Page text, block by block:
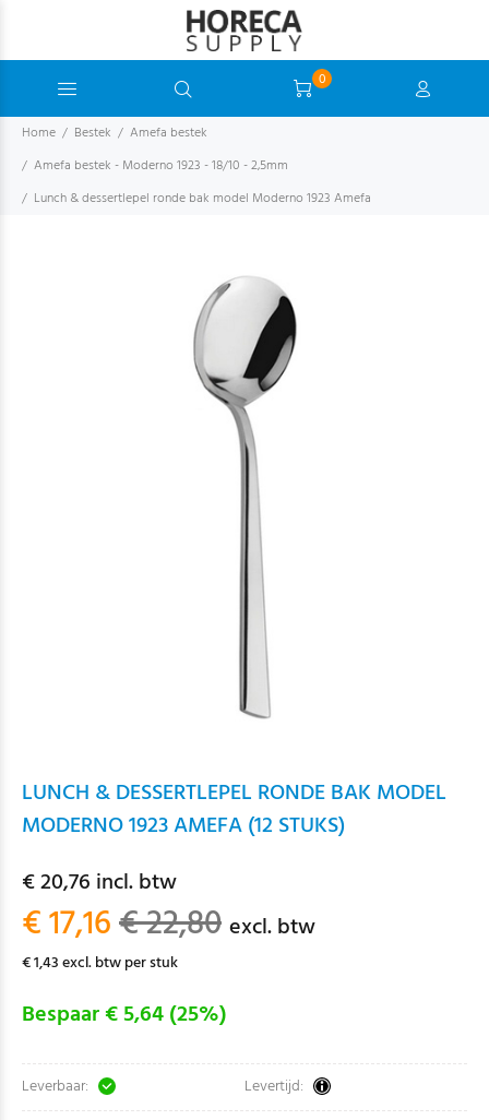
0
Home Bestek
Amefa bestek
Amefa bestek - Moderno 1923 - 18/10 - 2,5mm
Lunch & dessertlepel ronde bak model Moderno 1923 Amefa
LUNCH & DESSERTLEPEL RONDE BAK MODEL
MODERNO 1923 AMEFA (12 STUKS)
€ 20,76 incl. btw
€ 17,16€ 22,80 excl. btw
€ 1,43 excl. btw per stuk
Bespaar € 5,64 (25%)
Leverbaar: Levertijd: